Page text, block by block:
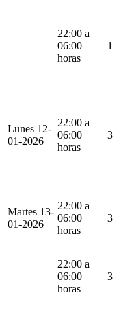
22:00 a
06:00
horas
1
Lunes 12-
01-2026
22:00 a
06:00
horas
3
Martes 13-
01-2026
22:00 a
06:00
horas
3
22:00 a
06:00
horas
3